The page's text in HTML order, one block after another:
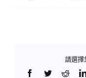
請選擇
Facebook
Twitter